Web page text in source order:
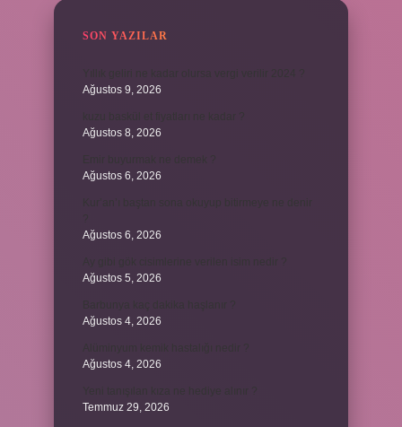
SON YAZILAR
Ağustos 9, 2026
Ağustos 8, 2026
Ağustos 6, 2026
Ağustos 6, 2026
Ağustos 5, 2026
Ağustos 4, 2026
Ağustos 4, 2026
Temmuz 29, 2026